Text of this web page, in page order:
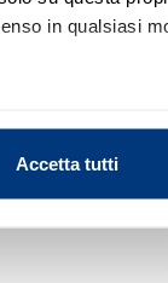
in qualsiasi
(impronte
Accetta tutti